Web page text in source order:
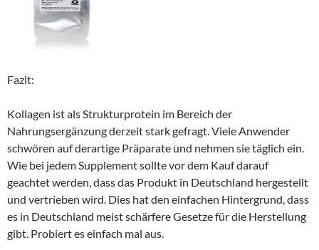
Fazit:
Kollagen ist als Strukturprotein im Bereich der
Nahrungsergänzung derzeit stark gefragt. Viele Anwender
schwören auf derartige Präparate und nehmen sie täglich ein.
Wie bei jedem Supplement sollte vor dem Kauf darauf
geachtet werden, dass das Produkt in Deutschland hergestellt
und vertrieben wird. Dies hat den einfachen Hintergrund, dass
es in Deutschland meist schärfere Gesetze für die Herstellung
gibt. Probiert es einfach mal aus.